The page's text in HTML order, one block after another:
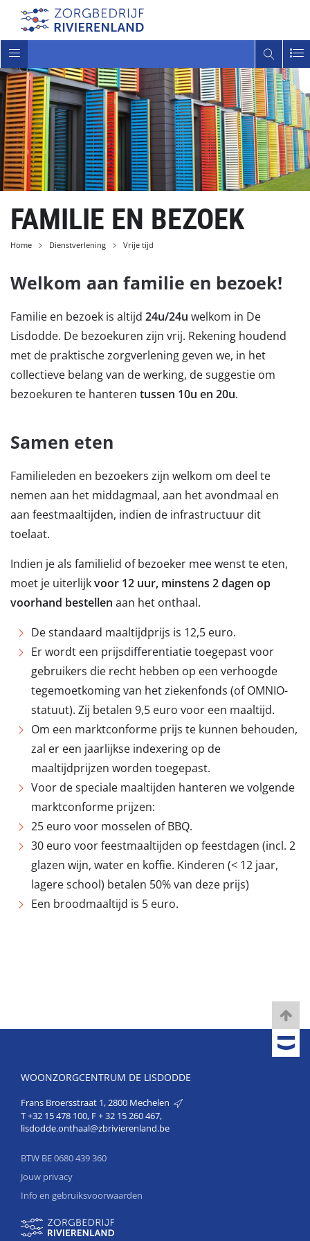
Toggle
navigatie
FAMILIE EN BEZOEK
Home Dienstverlening Vrije tijd
Welkom aan familie en bezoek!
Familie en bezoek is altijd 24u/24u welkom in De
Lisdodde. De bezoekuren zijn vrij. Rekening houdend
met de praktische zorgverlening geven we, in het
collectieve belang van de werking, de suggestie om
bezoekuren te hanteren tussen 10u en 20u.
Samen eten
Familieleden en bezoekers zijn welkom om deel te
nemen aan het middagmaal, aan het avondmaal en
aan feestmaaltijden, indien de infrastructuur dit
toelaat.
Indien je als familielid of bezoeker mee wenst te eten,
moet je uiterlijkvoor 12 uur, minstens 2 dagen op
voorhand bestellen aan het onthaal.
De standaard maaltijdprijs is 12,5 euro.
Er wordt een prijsdifferentiatie toegepast voor
gebruikers die recht hebben op een verhoogde
tegemoetkoming van het ziekenfonds (of OMNIO-
statuut). Zij betalen 9,5 euro voor een maaltijd.
Om een marktconforme prijs te kunnen behouden,
zal er een jaarlijkse indexering op de
maaltijdprijzen worden toegepast.
Voor de speciale maaltijden hanteren we volgende
marktconforme prijzen:
25 euro voor mosselen of BBQ.
30 euro voor feestmaaltijden op feestdagen (incl. 2
glazen wijn, water en koffie. Kinderen (< 12 jaar,
lagere school) betalen 50% van deze prijs)
Een broodmaaltijd is 5 euro.
WOONZORGCENTRUM DE LISDODDE
Frans Broersstraat 1, 2800 Mechelen
T+32 15 478 100, F + 32 15 260 467,
lisdodde.onthaal@zbrivierenland.be
BTW BE 0680 439 360
Jouw privacy
Info en gebruiksvoorwaarden